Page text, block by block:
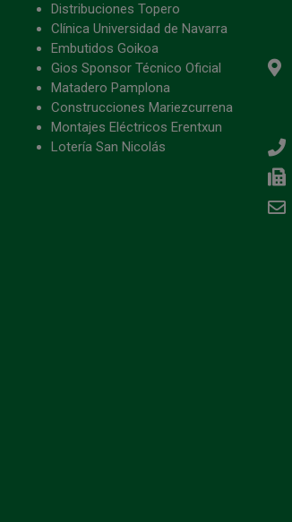
Distribuciones Topero
Clínica Universidad de Navarra
Embutidos Goikoa
Gios Sponsor Técnico Oficial
Matadero Pamplona
Construcciones Mariezcurrena
Montajes Eléctricos Erentxun
Lotería San Nicolás